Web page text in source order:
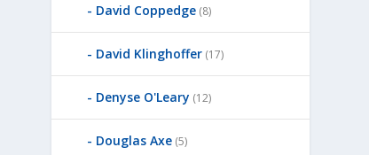
David Coppedge (8)
David Klinghoffer (17)
Denyse O'Leary (12)
Douglas Axe (5)